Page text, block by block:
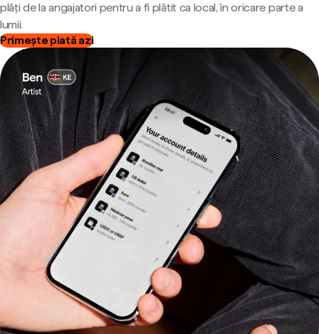
plăți de la angajatori pentru a fi plătit ca local, în oricare parte a
lumii.
Primește plată azi